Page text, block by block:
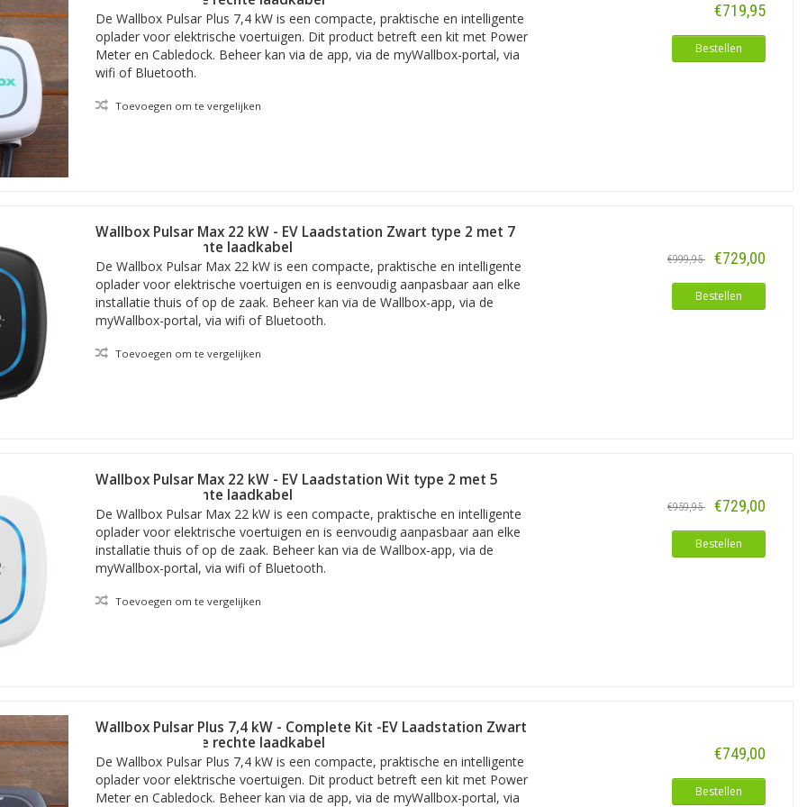
Max versus de Pulsar Pro
WallboxPulsar Pro, in vergelijking met de andere Wallbox Pulsars (de Plus en de Max)? De
gemaakt voor bedrijfsmatig en zakelijk gebruik. De Pro is dan ook vooral te vinden op locaties zoals
Dit type biedt ook een verhoogde betrouwbaarheid voor bijvoorbeeld gebruik bij wooncomplexen en op
op het bereiken van laadefficiency en kostenbesparing bij grootschalig gebruik, en heeft daarvoor
draagt ook het extra slimme en gebruiksvriendelijke ontwerp van de achterplaat bij.
zakelijk beheer
streven naar efficiëntie natuurlijk niet op. Bij aankoop van een Pulsar Pro hoort ook een myWallbox
bedrijfseigenaren en verantwoordelijke managers uitgebreide tooling om de laadprocessen te stroomlijnen,
Denk bij het laatste aan zaken als gebruikerstoewijzing, laad- en kostenrapportages en
voor facturering.
en veiligheid
Pro van extra hoog niveau. Hetzelfde geldt voor de standaard van de service en maintenance. Daarmee
tegen diverse risico’s; van cyberdreiging tot fysieke schade. Een verschil met de Pular Plus en
het ontwerp van de oplaadkabel. Bij eventuele beschadiging daarvan is het vervangen van de kabel snel
De Wallbox Pulsar Plus 7,4 kW is een compacte, praktische en intelligente
oplader voor elektrische voertuigen. Dit product betreft een kit met Power
Meter en Cabledock. Beheer kan via de app, via de myWallbox-portal, via
wifi of Bluetooth.
Toevoegen om te vergelijken
€719,95
Bestellen
Wallbox Pulsar Max 22 kW - EV Laadstation Zwart type 2 met 7
meter vaste rechte laadkabel
De Wallbox Pulsar Max 22 kW is een compacte, praktische en intelligente
oplader voor elektrische voertuigen en is eenvoudig aanpasbaar aan elke
installatie thuis of op de zaak. Beheer kan via de Wallbox-app, via de
myWallbox-portal, via wifi of Bluetooth.
Toevoegen om te vergelijken
€999,95 €729,00
Bestellen
Wallbox Pulsar Max 22 kW - EV Laadstation Wit type 2 met 5
meter vaste rechte laadkabel
De Wallbox Pulsar Max 22 kW is een compacte, praktische en intelligente
oplader voor elektrische voertuigen en is eenvoudig aanpasbaar aan elke
installatie thuis of op de zaak. Beheer kan via de Wallbox-app, via de
myWallbox-portal, via wifi of Bluetooth.
Toevoegen om te vergelijken
€959,95 €729,00
Bestellen
Wallbox Pulsar Plus 7,4 kW - Complete Kit -EV Laadstation Zwart
type 2 met vaste rechte laadkabel
De Wallbox Pulsar Plus 7,4 kW is een compacte, praktische en intelligente
oplader voor elektrische voertuigen. Dit product betreft een kit met Power
Meter en Cabledock. Beheer kan via de app, via de myWallbox-portal, via
€749,00
Bestellen